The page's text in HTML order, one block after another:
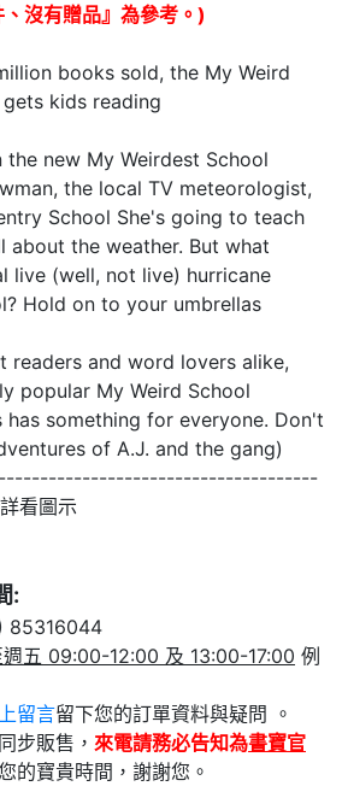
沒有贈品』為參考。)
books sold, the My Weird
kids reading
new My Weirdest School
the local TV meteorologist,
School She's going to teach
about the weather. But what
live (well, not live) hurricane
Hold on to your umbrellas
readers and word lovers alike,
popular My Weird School
something for everyone. Don't
of A.J. and the gang)
看圖示
:
85316044
週五 09:00-12:00 及 13:00-17:00 例
留言
留下您的訂單資料與疑問 。
步販售， 來電請務必告知為書寶官
的寶貴時間，謝謝您。